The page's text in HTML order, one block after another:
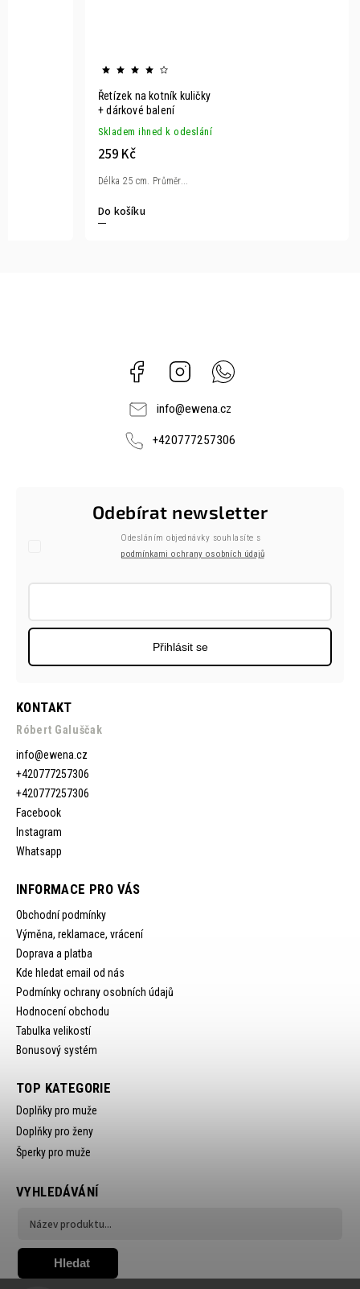
Řetízek na kotník kuličky
+ dárkové balení
Skladem ihned k odeslání
259 Kč
Do košíku
Délka 25 cm. Průměr...
Facebook Instagram
info@ewena.cz
+420777257306
KONTAKT
Róbert Galuščak
info@ewena.cz
+420777257306
+420777257306
Facebook
Instagram
Whatsapp
INFORMACE PRO VÁS
Obchodní podmínky
Výměna, reklamace, vrácení
Doprava a platba
Kde hledat email od nás
Podmínky ochrany osobních údajů
Hodnocení obchodu
Tabulka velikostí
Bonusový systém
Odebírat newsletter
Odesláním objednávky souhlasíte s
podmínkami ochrany osobních údajů
Přihlásit se
TOP KATEGORIE
Doplňky pro muže
Doplňky pro ženy
Šperky pro muže
VYHLEDÁVÁNÍ
Hledat